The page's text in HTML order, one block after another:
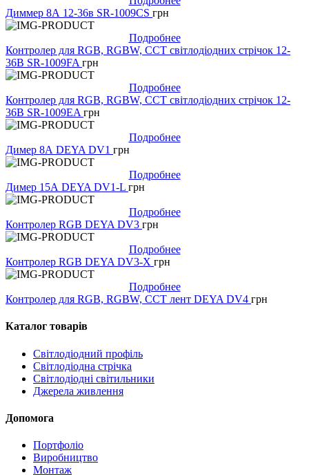
Диммер 8А 12-36в SR-1009CS грн
Подробнее
Контролер для RGB, RGBW, CCT світлодіодних стрічок 12-
36В SR-1009FA грн
Подробнее
Контролер для RGB, RGBW, CCT світлодіодних стрічок 12-
36В SR-1009EA грн
Подробнее
Димер 8А DEYA DV1 грн
Подробнее
Димер 15А DEYA DV1-L грн
Подробнее
Контролер RGB DEYA DV3 грн
Подробнее
Контролер RGB DEYA DV3-X грн
Подробнее
Контролер для RGB, RGBW, CCT лент DEYA DV4 грн
Каталог товарів
Світлодіодний профіль
Світлодіодна стрічка
Світлодіодні світильники
Джерела живлення
Допомога
Портфоліо
Виробництво
Монтаж